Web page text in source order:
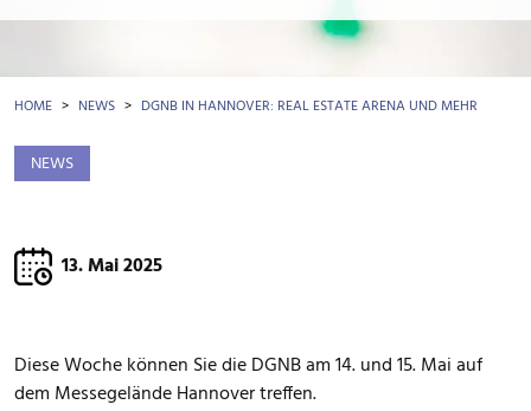
BREADCRUMB
HOME NEWS DGNB IN HANNOVER: REAL ESTATE ARENA UND MEHR
NEWS
13. Mai 2025
Diese Woche können Sie die DGNB am 14. und 15. Mai auf
dem Messegelände Hannover treffen.